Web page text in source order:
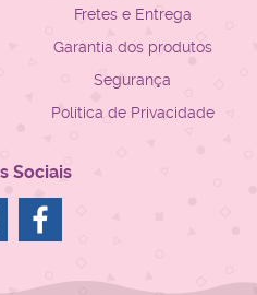
Fretes e Entrega
Garantia dos produtos
Segurança
Política de Privacidade
Sociais